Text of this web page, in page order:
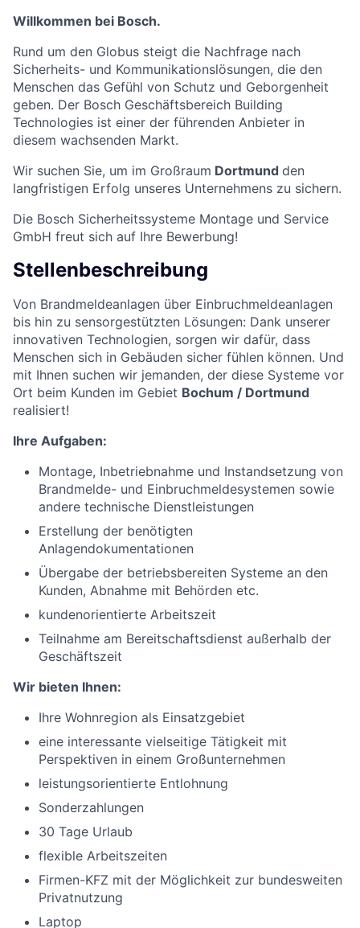
Willkommen bei Bosch.
Rund um den Globus steigt die Nachfrage nach
Sicherheits- und Kommunikationslösungen, die den
Menschen das Gefühl von Schutz und Geborgenheit
geben. Der Bosch Geschäftsbereich Building
Technologies ist einer der führenden Anbieter in
diesem wachsenden Markt.
Wir suchen Sie, um im Großraum Dortmund den
langfristigen Erfolg unseres Unternehmens zu sichern.
Die Bosch Sicherheitssysteme Montage und Service
GmbH freut sich auf Ihre Bewerbung!
Stellenbeschreibung
Von Brandmeldeanlagen über Einbruchmeldeanlagen
bis hin zu sensorgestützten Lösungen: Dank unserer
innovativen Technologien, sorgen wir dafür, dass
Menschen sich in Gebäuden sicher fühlen können. Und
mit Ihnen suchen wir jemanden, der diese Systeme vor
Ort beim Kunden im Gebiet Bochum / Dortmund
realisiert!
Ihre Aufgaben:
Montage, Inbetriebnahme und Instandsetzung von
Brandmelde- und Einbruchmeldesystemen sowie
andere technische Dienstleistungen
Erstellung der benötigten
Anlagendokumentationen
Übergabe der betriebsbereiten Systeme an den
Kunden, Abnahme mit Behörden etc.
kundenorientierte Arbeitszeit
Teilnahme am Bereitschaftsdienst außerhalb der
Geschäftszeit
Wir bieten Ihnen:
Ihre Wohnregion als Einsatzgebiet
eine interessante vielseitige Tätigkeit mit
Perspektiven in einem Großunternehmen
leistungsorientierte Entlohnung
Sonderzahlungen
30 Tage Urlaub
flexible Arbeitszeiten
Firmen-KFZ mit der Möglichkeit zur bundesweiten
Privatnutzung
Laptop